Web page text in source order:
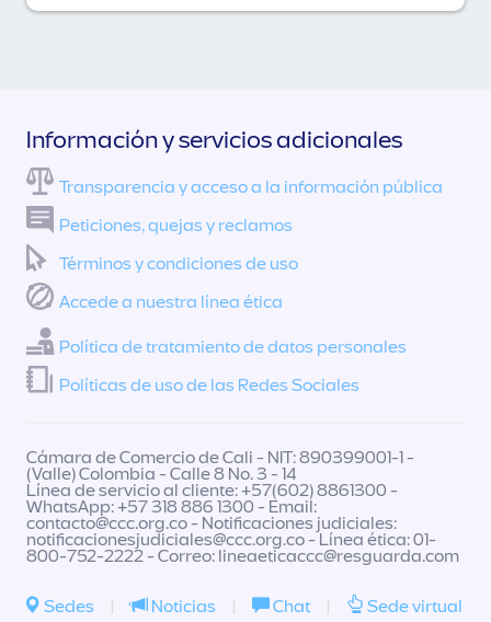
Información y servicios adicionales
Transparencia y acceso a la información pública
Peticiones, quejas y reclamos
Términos y condiciones de uso
Accede a nuestra línea ética
Política de tratamiento de datos personales
Políticas de uso de las Redes Sociales
Cámara de Comercio de Cali - NIT: 890399001-1 -
(Valle) Colombia - Calle 8 No. 3 - 14
Línea de servicio al cliente: +57(602) 8861300 -
WhatsApp: +57 318 886 1300 - Email:
contacto@ccc.org.co- Notificaciones judiciales:
notificacionesjudiciales@ccc.org.co- Línea ética: 01-
800-752-2222 - Correo: lineaeticaccc@resguarda.com
Sedes | Noticias | Chat | Sede virtual